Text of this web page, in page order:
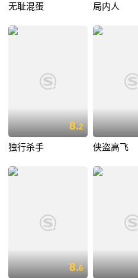
无耻混蛋 局内人
8.2
独行杀手 侠盗高飞
8.6